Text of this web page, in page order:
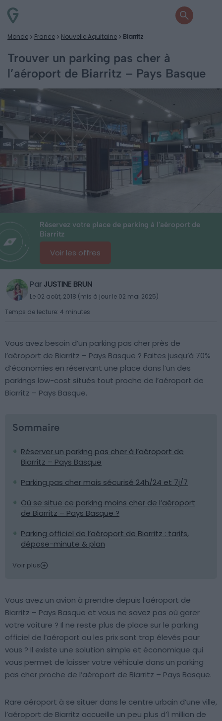
Monde France Nouvelle Aquitaine Biarritz
Trouver un parking pas cher à
l’aéroport de Biarritz – Pays Basque
Réservez votre place de parking à l'aéroport de
Biarritz
Voir les offres
Par JUSTINE BRUN
Le 02 août, 2018 (mis à jour le 02 mai 2025)
Temps de lecture: 4 minutes
Vous avez besoin d’un parking pas cher près de
l’aéroport de Biarritz – Pays Basque ? Faites jusqu’à 70%
d’économies en réservant une place dans l’un des
parkings low-cost situés tout proche de l’aéroport de
Biarritz – Pays Basque.
Sommaire
Réserver un parking pas cher à l’aéroport de
Biarritz – Pays Basque
Parking pas cher mais sécurisé 24h/24 et 7j/7
Où se situe ce parking moins cher de l’aéroport
de Biarritz – Pays Basque ?
Parking officiel de l’aéroport de Biarritz : tarifs,
dépose-minute & plan
Voir plus
Vous avez un avion à prendre depuis l’aéroport de
Biarritz – Pays Basque et vous ne savez pas où garer
votre voiture ? Il ne reste plus de place sur le parking
officiel de l’aéroport ou les prix sont trop élevés pour
vous ? Il existe une solution simple et économique qui
vous permet de laisser votre véhicule dans un parking
pas cher proche de l’aéroport de Biarritz – Pays Basque.
Rare aéroport à se situer dans le centre urbain d’une ville,
l’aéroport de Biarritz accueille un peu plus d’1 million de